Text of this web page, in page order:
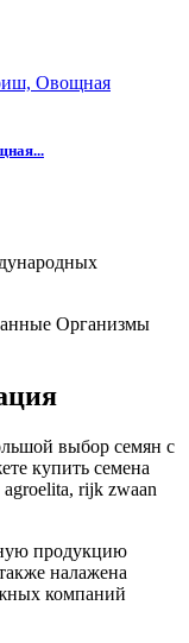
Организмы
выбор семян с
купить семена
rijk zwaan
продукцию
налажена
компаний